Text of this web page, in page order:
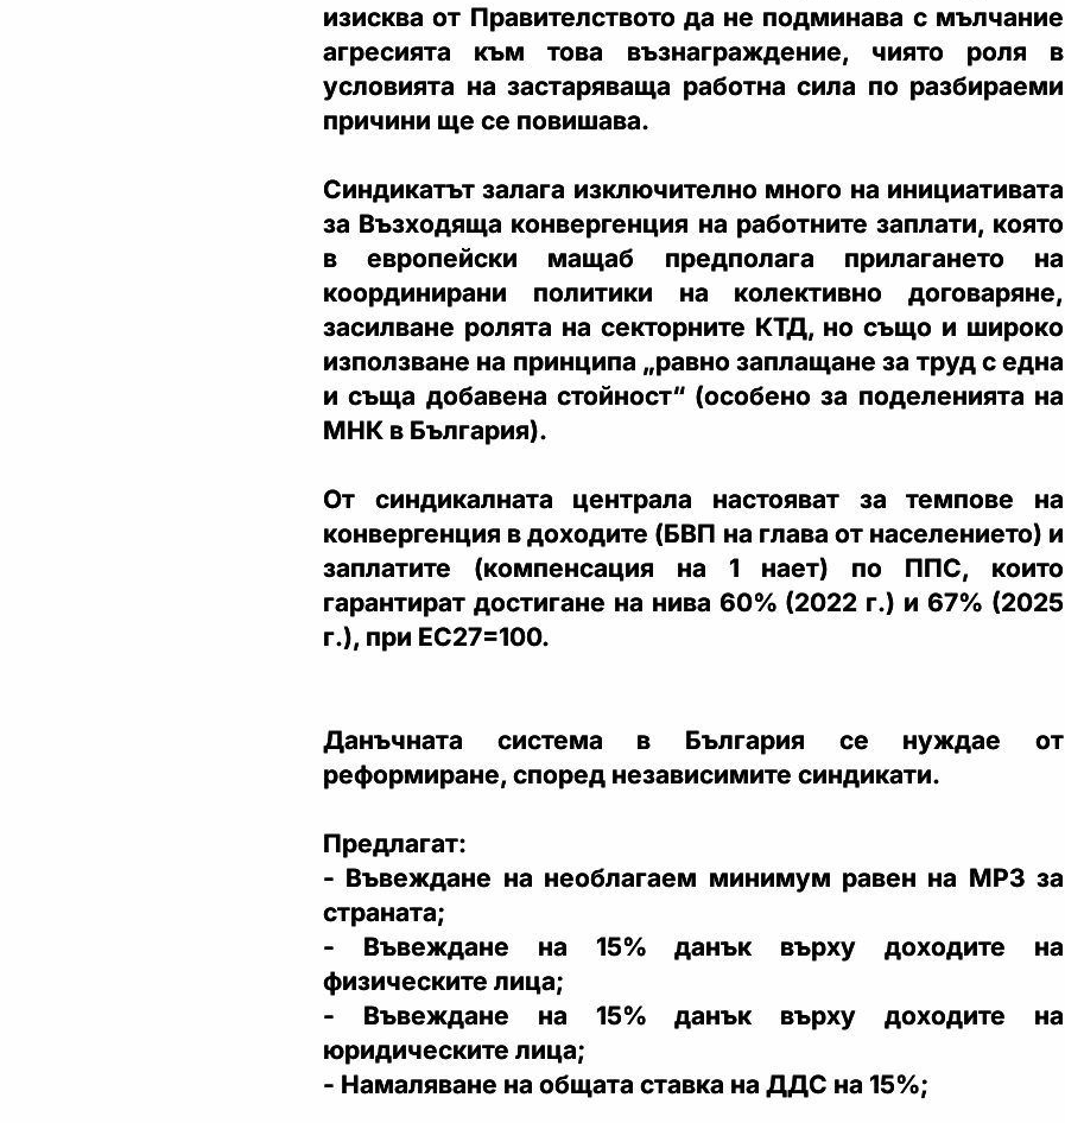
изисква от Правителството да не подминава с мълчание
агресията към това възнаграждение, чиято роля в
условията на застаряваща работна сила по разбираеми
причини ще се повишава.
Синдикатът залага изключително много на инициативата
за Възходяща конвергенция на работните заплати, която
в европейски мащаб предполага прилагането на
координирани политики на колективно договаряне,
засилване ролята на секторните КТД, но също и широко
използване на принципа „равно заплащане за труд с една
и съща добавена стойност“ (особено за поделенията на
МНК в България).
От синдикалната централа настояват за темпове на
конвергенция в доходите (БВП на глава от населението) и
заплатите (компенсация на 1 нает) по ППС, които
гарантират достигане на нива 60% (2022 г.) и 67% (2025
г.), при ЕС27=100.
Данъчната система в България се нуждае от
реформиране, според независимите синдикати.
Предлагат:
- Въвеждане на необлагаем минимум равен на МРЗ за
страната;
- Въвеждане на 15% данък върху доходите на
физическите лица;
- Въвеждане на 15% данък върху доходите на
юридическите лица;
- Намаляване на общата ставка на ДДС на 15%;